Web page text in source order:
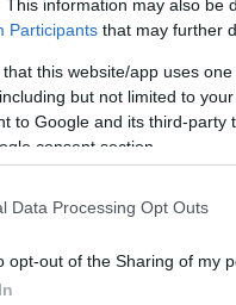
This information may also be
Participants that may further
this website/app uses
but not limited to
to Google and its third-
consent section.
Data Processing Opt Outs
opt-out of the Sharing of my
sokat
Fernandez